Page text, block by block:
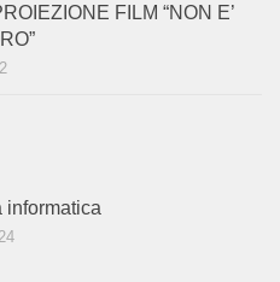
FILM “NON E’
informatica